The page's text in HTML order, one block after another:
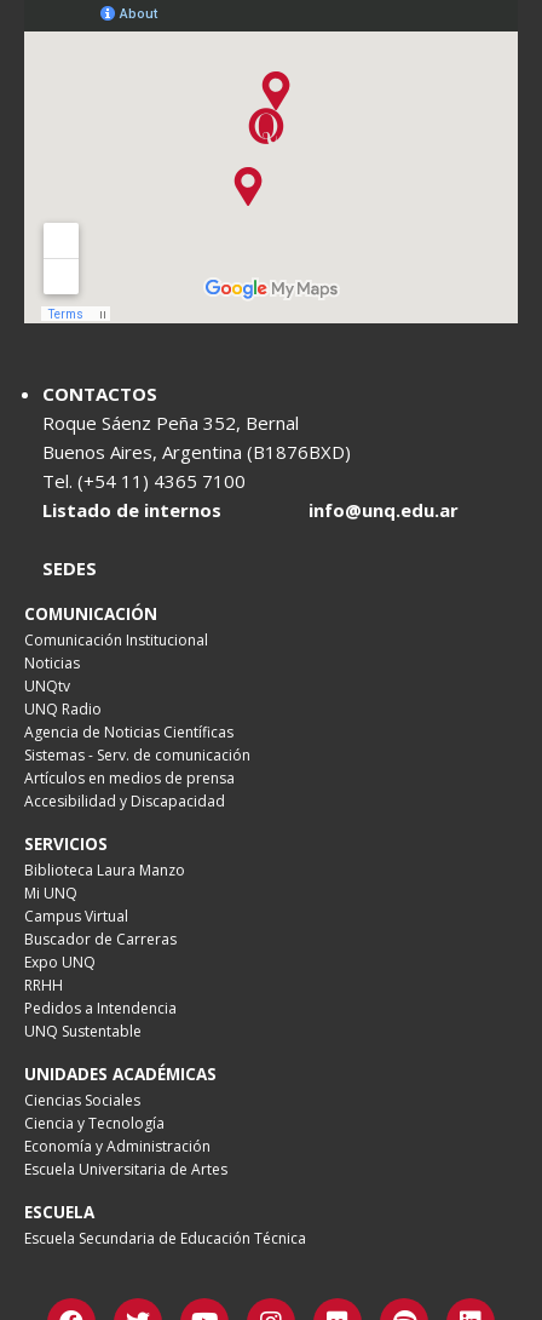
CONTACTOS
Roque Sáenz Peña 352, Bernal
Buenos Aires, Argentina (B1876BXD)
Tel. (+54 11) 4365 7100
Listado de internos
info@unq.edu.ar
SEDES
COMUNICACIÓN
Comunicación Institucional
Noticias
UNQtv
UNQ Radio
Agencia de Noticias Científicas
Sistemas - Serv. de comunicación
Artículos en medios de prensa
Accesibilidad y Discapacidad
SERVICIOS
Biblioteca Laura Manzo
Mi UNQ
Campus Virtual
Buscador de Carreras
Expo UNQ
RRHH
Pedidos a Intendencia
UNQ Sustentable
UNIDADES ACADÉMICAS
Ciencias Sociales
Ciencia y Tecnología
Economía y Administración
Escuela Universitaria de Artes
ESCUELA
Escuela Secundaria de Educación Técnica